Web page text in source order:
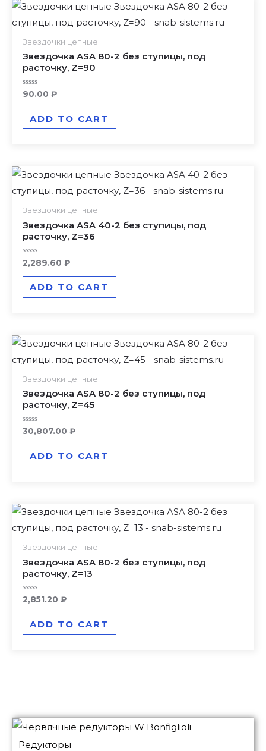
Редукторы
Звездочки цепные
Звездочка ASA 80-2 без ступицы, под
расточку, Z=90
Rated
out
90.00 ₽
ADD TO CART
Звездочки цепные
Звездочка ASA 40-2 без ступицы, под
расточку, Z=36
Rated
0
out
2,289.60 ₽
ADD TO CART
Звездочки цепные
Звездочка ASA 80-2 без ступицы, под
расточку, Z=45
Rated
out
30,807.00 ₽
ADD TO CART
Звездочки цепные
Звездочка ASA 80-2 без ступицы, под
расточку, Z=13
Rated
out
2,851.20 ₽
ADD TO CART